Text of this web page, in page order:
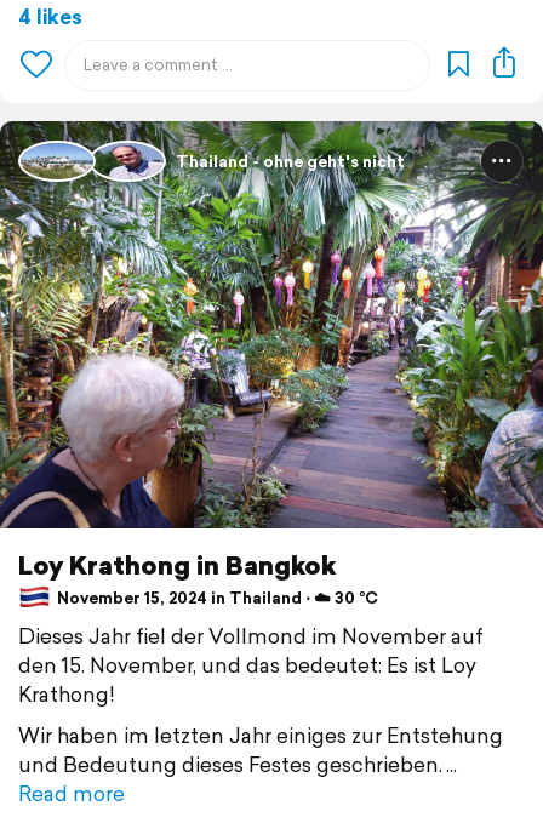
4 likes
Thailand - ohne geht's nicht
Loy Krathong in Bangkok
November 15, 2024 in Thailand ⋅ ☁️ 30 °C
Dieses Jahr fiel der Vollmond im November auf
den 15. November, und das bedeutet: Es ist Loy
Krathong!
Wir haben im letzten Jahr einiges zur Entstehung
und Bedeutung dieses Festes geschrieben.
Read more